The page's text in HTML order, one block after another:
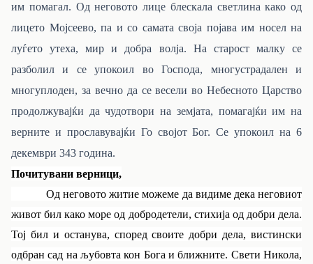
им помагал. Од неговото лице блескала светлина како од
лицето Мојсеево, па и со самата своја појава им носел на
луѓето утеха, мир и добра волја. На старост малку се
разболил и се упокоил во Господа, многустрадален и
многуплоден, за вечно да се весели во Небесното Царство
продолжувајќи да чудотвори на земјата, помагајќи им на
верните и прославувајќи Го својот Бог. Се упокоил на 6
декември 343 година.
Почитувани верници,
Од неговото житие можеме да видиме дека неговиот
живот бил како море од добродетели, стихија од добри дела.
Тој бил и останува, според своите добри дела, вистински
одбран сад на љубовта кон Бога и ближните. Свети Никола,